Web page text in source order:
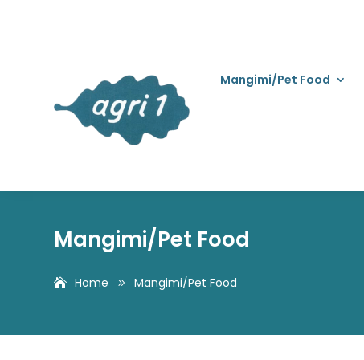
Mangimi/Pet Food
Mangimi/Pet Food
Home 9 Mangimi/Pet Food